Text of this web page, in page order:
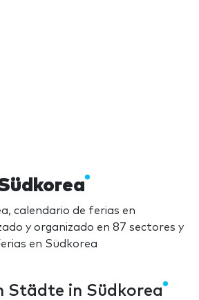
calendario de ferias en
y organizado en 87 sectores y
en Südkorea
Städte in Südkorea